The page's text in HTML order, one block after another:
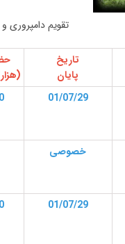
تقویم دامپروری
تاریخ
پایان
01/07/29
خصوصی
01/07/29